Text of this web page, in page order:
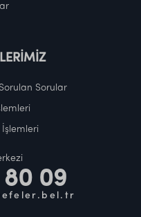
Sorular
09